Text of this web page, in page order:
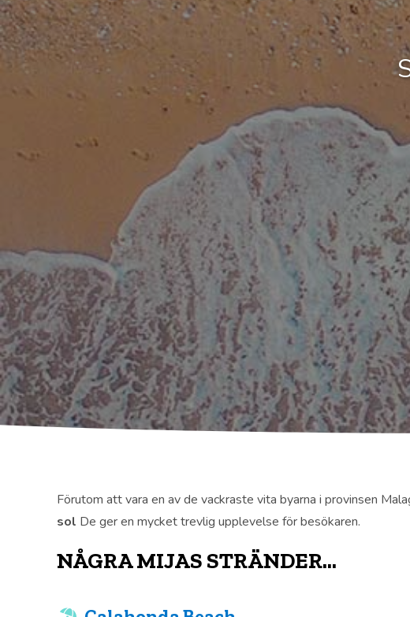
Förutom att vara en av de vackraste vita byarna i provinsen
sol De ger en mycket trevlig upplevelse för besökaren.
NÅGRA MIJAS STRÄNDER...